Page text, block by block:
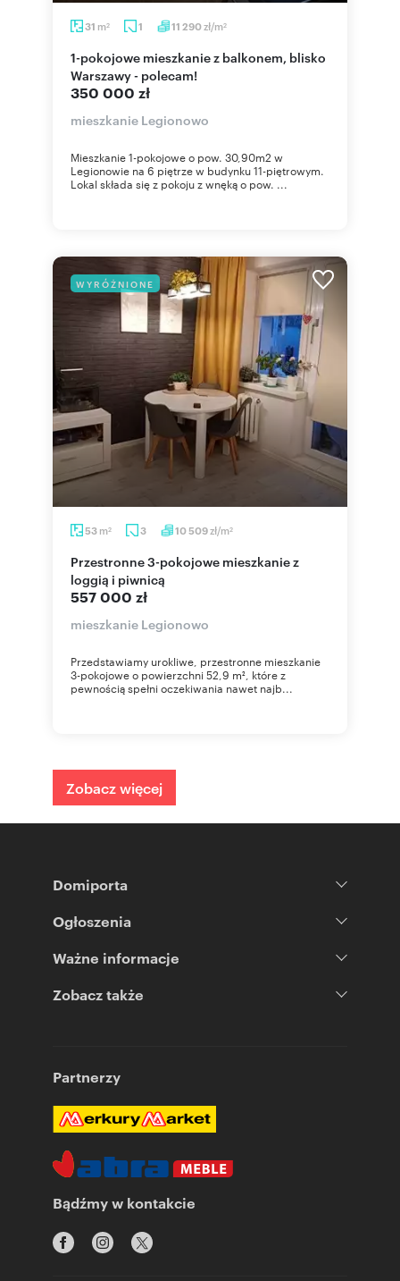
31 m2 1 11 290zł/m2
1-pokojowe mieszkanie z balkonem, blisko
Warszawy - polecam!
350 000 zł
mieszkanie Legionowo
Mieszkanie 1-pokojowe o pow. 30,90m2 w
Legionowie na 6 piętrze w budynku 11-piętrowym.
Lokal składa się z pokoju z wnęką o pow. ...
WYRÓŻNIONE
53 m2 3 10 509zł/m2
Przestronne 3-pokojowe mieszkanie z
loggią i piwnicą
557 000 zł
mieszkanie Legionowo
Przedstawiamy urokliwe, przestronne mieszkanie
3-pokojowe o powierzchni 52,9 m², które z
pewnością spełni oczekiwania nawet najb...
Zobacz więcej
Domiporta
Ogłoszenia
Ważne informacje
Zobacz także
Partnerzy
Bądźmy w kontakcie